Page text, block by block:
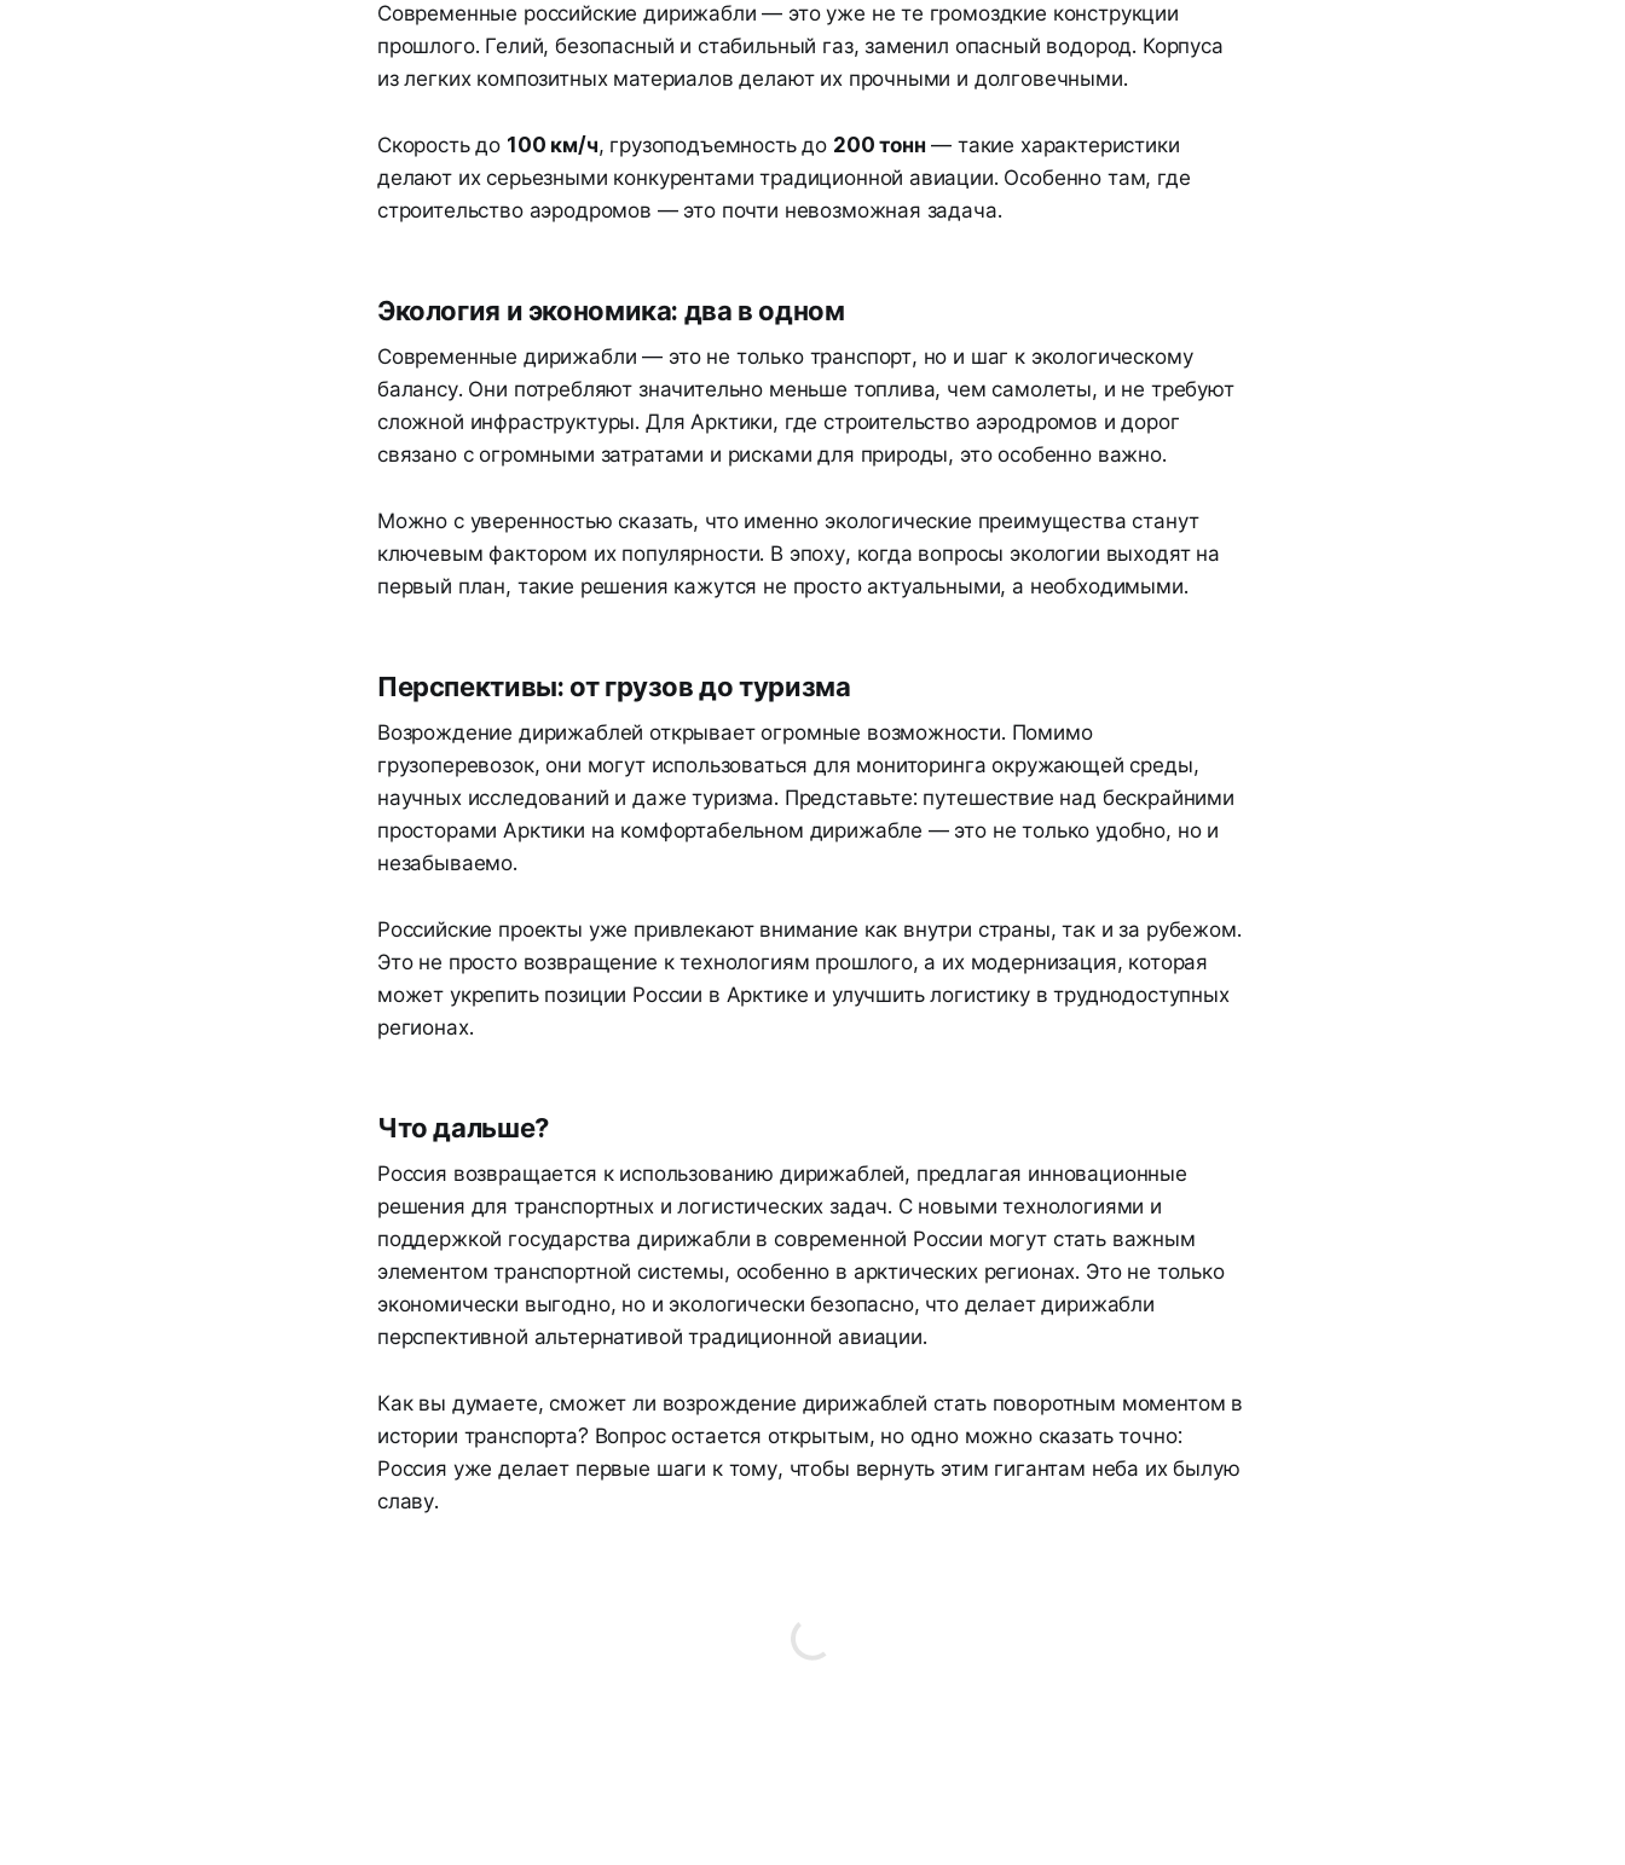
Современные российские дирижабли — это уже не те громоздкие конструкции
прошлого. Гелий, безопасный и стабильный газ, заменил опасный водород. Корпуса
из легких композитных материалов делают их прочными и долговечными.
Скорость до 100 км/ч, грузоподъемность до 200 тонн — такие характеристики
делают их серьезными конкурентами традиционной авиации. Особенно там, где
строительство аэродромов — это почти невозможная задача.
Экология и экономика: два в одном
Современные дирижабли — это не только транспорт, но и шаг к экологическому
балансу. Они потребляют значительно меньше топлива, чем самолеты, и не требуют
сложной инфраструктуры. Для Арктики, где строительство аэродромов и дорог
связано с огромными затратами и рисками для природы, это особенно важно.
Можно с уверенностью сказать, что именно экологические преимущества станут
ключевым фактором их популярности. В эпоху, когда вопросы экологии выходят на
первый план, такие решения кажутся не просто актуальными, а необходимыми.
Перспективы: от грузов до туризма
Возрождение дирижаблей открывает огромные возможности. Помимо
грузоперевозок, они могут использоваться для мониторинга окружающей среды,
научных исследований и даже туризма. Представьте: путешествие над бескрайними
просторами Арктики на комфортабельном дирижабле — это не только удобно, но и
незабываемо.
Российские проекты уже привлекают внимание как внутри страны, так и за рубежом.
Это не просто возвращение к технологиям прошлого, а их модернизация, которая
может укрепить позиции России в Арктике и улучшить логистику в труднодоступных
регионах.
Что дальше?
Россия возвращается к использованию дирижаблей, предлагая инновационные
решения для транспортных и логистических задач. С новыми технологиями и
поддержкой государства дирижабли в современной России могут стать важным
элементом транспортной системы, особенно в арктических регионах. Это не только
экономически выгодно, но и экологически безопасно, что делает дирижабли
перспективной альтернативой традиционной авиации.
Как вы думаете, сможет ли возрождение дирижаблей стать поворотным моментом в
истории транспорта? Вопрос остается открытым, но одно можно сказать точно:
Россия уже делает первые шаги к тому, чтобы вернуть этим гигантам неба их былую
славу.